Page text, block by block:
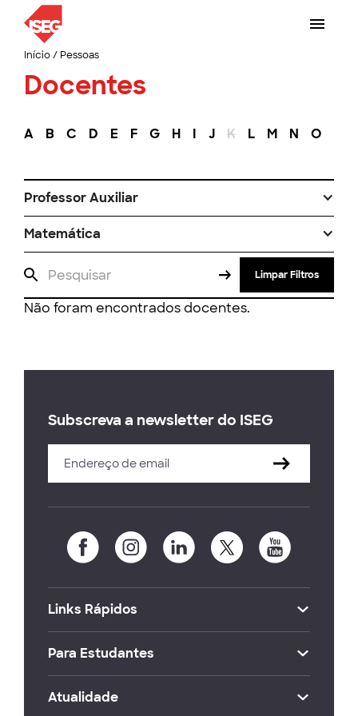
Início/ Pessoas
Docentes
A B C D E F G H I J K L M N O
Professor Auxiliar
Matemática
Limpar Filtros
Não foram encontrados docentes.
Subscreva a newsletter do ISEG
Links Rápidos
Para Estudantes
Atualidade